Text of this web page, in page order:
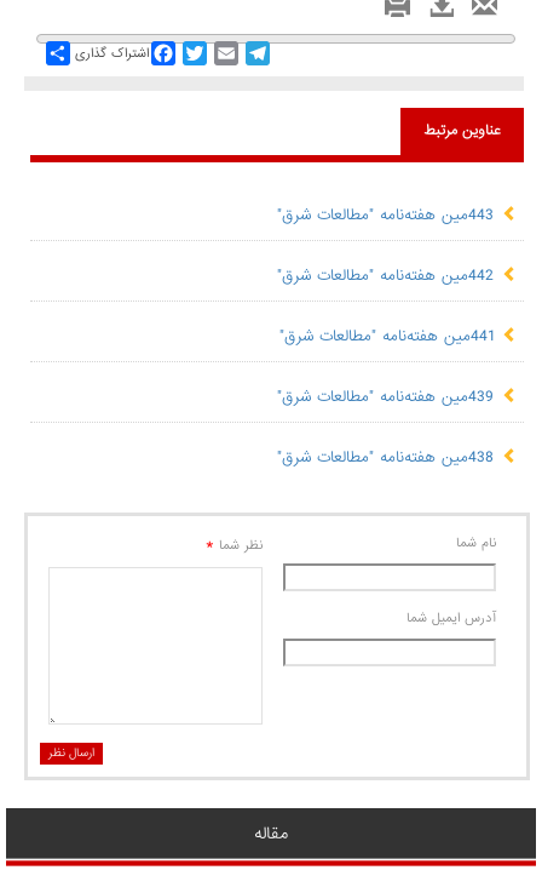
Share اشتراک گذاری
FacebookTwitterEmail
Telegram
عناوین مرتبط
443مین هفته‌نامه "مطالعات شرق"
442مین هفته‌نامه "مطالعات شرق"
441مین هفته‌نامه "مطالعات شرق"
439مین هفته‌نامه "مطالعات شرق"
438مین هفته‌نامه "مطالعات شرق"
نام شما
آدرس ايميل شما
نظر شما *
ارسال نظر
مقاله